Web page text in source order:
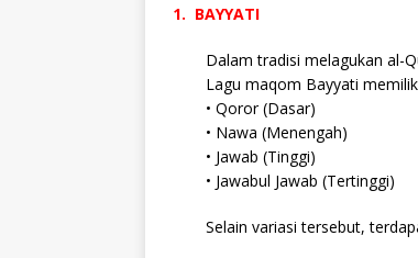
1. BAYYATI
Dalam tradisi melagukan al-
Lagu maqom Bayyati
• Qoror (Dasar)
• Nawa (Menengah)
• Jawab (Tinggi)
• Jawabul Jawab (Tertinggi)
Selain variasi tersebut,